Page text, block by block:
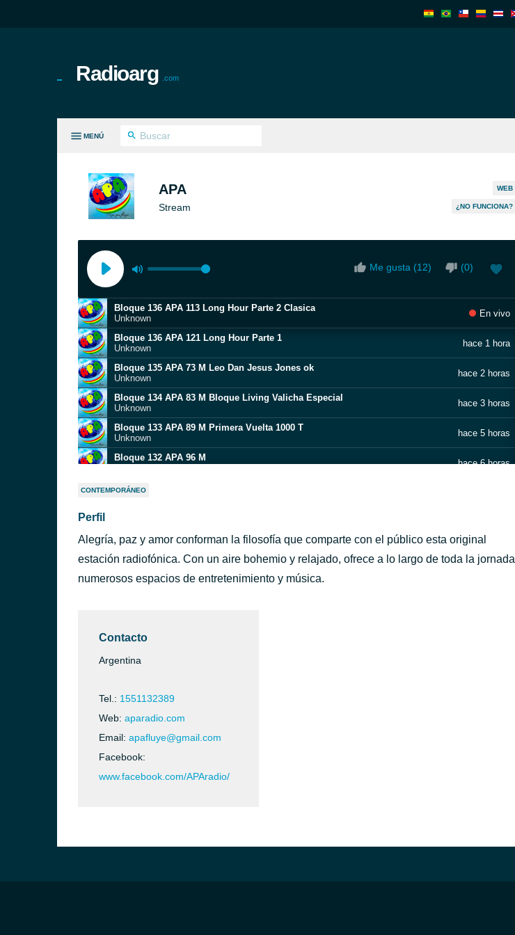
Radioarg .com
MENÚ
APA
Stream
WEB
¿NO FUNCIONA?
Me gusta (12) (0)
Bloque 136 APA 113 Long Hour Parte 2 Clasica
Unknown
En vivo
Bloque 136 APA 121 Long Hour Parte 1
Unknown
hace 1 hora
Bloque 135 APA 73 M Leo Dan Jesus Jones ok
Unknown
hace 2 horas
Bloque 134 APA 83 M Bloque Living Valicha Especial
Unknown
hace 3 horas
Bloque 133 APA 89 M Primera Vuelta 1000 T
Unknown
hace 5 horas
Bloque 132 APA 96 M
hace 6 horas
Bloque 131 APA 90 M
Bloque 129 APA 74 M
Unknown
hace 11 horas
APA Micro 22 - Dr Ring Ding Adorable You
CONTEMPORÁNEO
Perfil
Alegría, paz y amor conforman la filosofía que comparte con el público esta original
estación radiofónica. Con un aire bohemio y relajado, ofrece a lo largo de toda la jornada
numerosos espacios de entretenimiento y música.
Contacto
Argentina
Tel.: 1551132389
Web: aparadio.com
Email: apafluye@gmail.com
Facebook:
www.facebook.com/APAradio/